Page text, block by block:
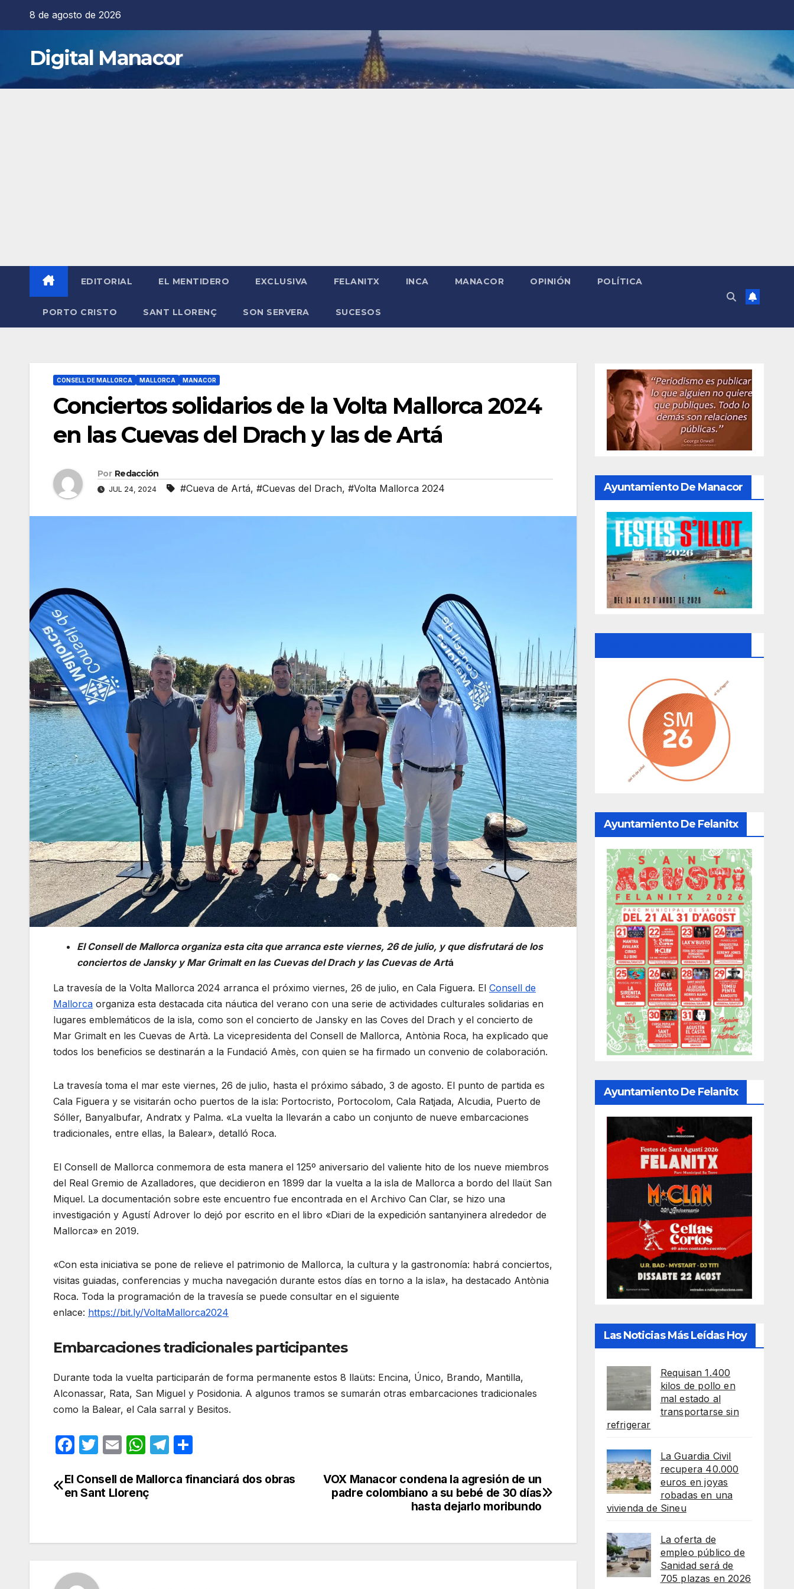
8 de agosto de 2026
Digital Manacor
EDITORIAL EL MENTIDERO EXCLUSIVA FELANITX INCA MANACOR OPINIÓN POLÍTICA
PORTO CRISTO SANT LLORENÇ SON SERVERA SUCESOS
CONSELL DE MALLORCA MALLORCA MANACOR
Conciertos solidarios de la Volta Mallorca 2024
en las Cuevas del Drach y las de Artá
Por Redacción
JUL 24, 2024 #Cueva de Artá, #Cuevas del Drach, #Volta Mallorca 2024
El Consell de Mallorca organiza esta cita que arranca este viernes, 26 de julio, y que disfrutará de los
conciertos de Jansky y Mar Grimalt en las Cuevas del Drach y las Cuevas de Artá
La travesía de la Volta Mallorca 2024 arranca el próximo viernes, 26 de julio, en Cala Figuera. El Consell de
Mallorca organiza esta destacada cita náutica del verano con una serie de actividades culturales solidarias en
lugares emblemáticos de la isla, como son el concierto de Jansky en las Coves del Drach y el concierto de
Mar Grimalt en les Cuevas de Artà. La vicepresidenta del Consell de Mallorca, Antònia Roca, ha explicado que
todos los beneficios se destinarán a la Fundació Amès, con quien se ha firmado un convenio de colaboración.
La travesía toma el mar este viernes, 26 de julio, hasta el próximo sábado, 3 de agosto. El punto de partida es
Cala Figuera y se visitarán ocho puertos de la isla: Portocristo, Portocolom, Cala Ratjada, Alcudia, Puerto de
Sóller, Banyalbufar, Andratx y Palma. «La vuelta la llevarán a cabo un conjunto de nueve embarcaciones
tradicionales, entre ellas, la Balear», detalló Roca.
El Consell de Mallorca conmemora de esta manera el 125º aniversario del valiente hito de los nueve miembros
del Real Gremio de Azalladores, que decidieron en 1899 dar la vuelta a la isla de Mallorca a bordo del llaüt San
Miquel. La documentación sobre este encuentro fue encontrada en el Archivo Can Clar, se hizo una
investigación y Agustí Adrover lo dejó por escrito en el libro «Diari de la expedición santanyinera alrededor de
Mallorca» en 2019.
«Con esta iniciativa se pone de relieve el patrimonio de Mallorca, la cultura y la gastronomía: habrá conciertos,
visitas guiadas, conferencias y mucha navegación durante estos días en torno a la isla», ha destacado Antònia
Roca. Toda la programación de la travesía se puede consultar en el siguiente
enlace: https://bit.ly/VoltaMallorca2024
Embarcaciones tradicionales participantes
Durante toda la vuelta participarán de forma permanente estos 8 llaüts: Encina, Único, Brando, Mantilla,
Alconassar, Rata, San Miguel y Posidonia. A algunos tramos se sumarán otras embarcaciones tradicionales
como la Balear, el Cala sarral y Besitos.
F
c
e
o
k
T
itt
er
E
ail
W
at
s
p
T
e
m
m
tir
Navegación
VOX Manacor condena la agresión de un
padre colombiano a su bebé de 30 días
hasta dejarlo moribundo
El Consell de Mallorca financiará dos obras
en Sant Llorenç
Ayuntamiento De Manacor
Ayuntamiento De Felanitx
Ayuntamiento De Felanitx
Las Noticias Más Leídas Hoy
Requisan 1.400
kilos de pollo en
mal estado al
transportarse sin
refrigerar
La Guardia Civil
recupera 40.000
euros en joyas
robadas en una
vivienda de Sineu
La oferta de
empleo público de
Sanidad será de
705 plazas en 2026